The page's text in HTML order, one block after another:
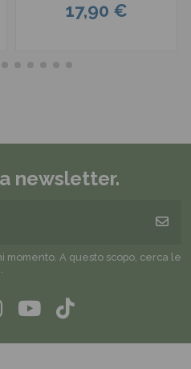
17,90 €
newsletter.
momento. A questo scopo, cerca le